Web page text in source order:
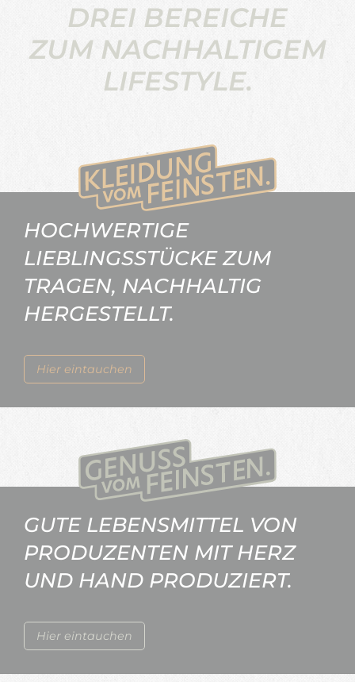
DREI BEREICHE
ZUM NACHHALTIGEM
LIFESTYLE.
Hier eintauchen
HOCHWERTIGE
LIEBLINGSSTÜCKE ZUM
TRAGEN, NACHHALTIG
HERGESTELLT.
Hier eintauchen
GUTE LEBENSMITTEL VON
PRODUZENTEN MIT HERZ
UND HAND PRODUZIERT.